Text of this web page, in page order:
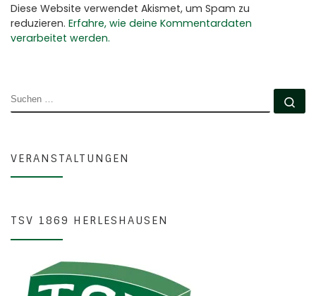
Diese Website verwendet Akismet, um Spam zu
reduzieren. Erfahre, wie deine Kommentardaten
verarbeitet werden.
SUCHE
VERANSTALTUNGEN
TSV 1869 HERLESHAUSEN